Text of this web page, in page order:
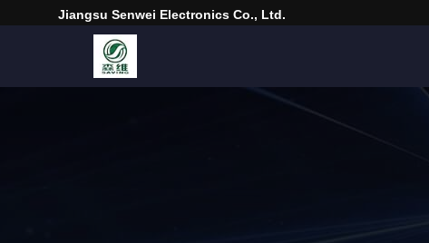
Jiangsu Senwei Electronics Co., Ltd.